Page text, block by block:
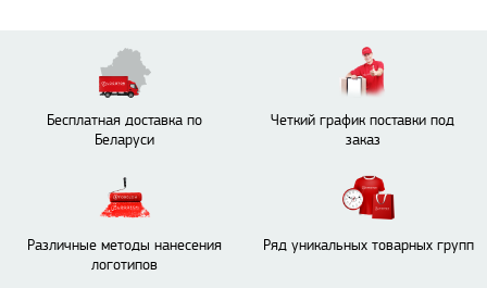
Бесплатная доставка по
Беларуси
Четкий график поставки под
заказ
Различные методы нанесения
логотипов
Ряд уникальных товарных групп